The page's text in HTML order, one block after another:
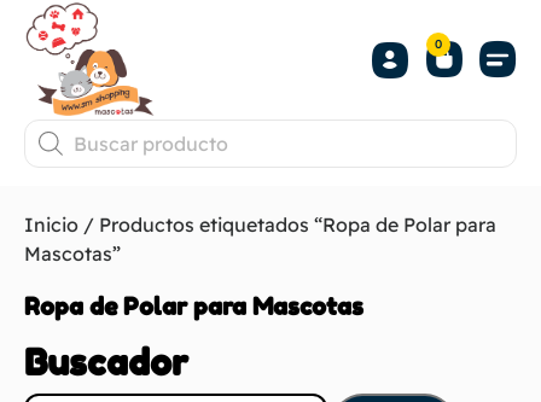
0
Inicio / Productos etiquetados “Ropa de Polar para
Mascotas”
Ropa de Polar para Mascotas
Buscador